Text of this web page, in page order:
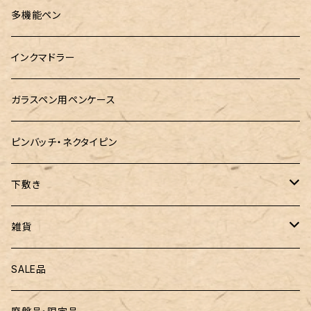
ロットリング
マルチペン
Luddite（ラダイト）
MONTEVERDE(モンテベルテ)
LAMY（ラミー）
ぺんてる
三菱鉛筆
ZEBRA（ゼブラ）
島田小割製材所
Ystudio（ワイスタジオ）
工房sokoharo（そこはろ）
黄金富士ひのき御朱印帳
御朱印帳袋・カバー
CRUCIAL（クルーシャル）御朱印帳
Ystudio（ワイスタジオ）
多機能ペン
インクマドラー
ガラスペン用ペンケース
ピンバッチ・ネクタイピン
下敷き
専用リフィル
雑貨
黒板
SALE品